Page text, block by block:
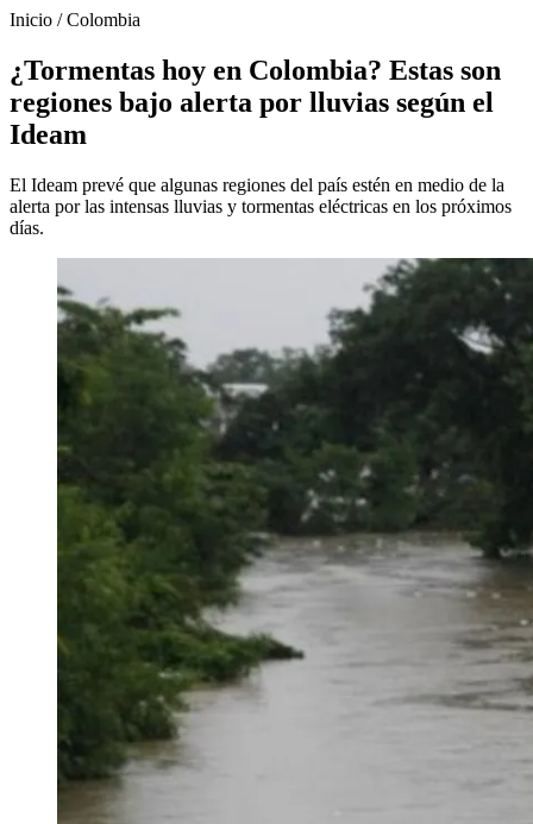
Inicio /Colombia
¿Tormentas hoy en Colombia? Estas son
regiones bajo alerta por lluvias según el
Ideam
El Ideam prevé que algunas regiones del país estén en medio de la
alerta por las intensas lluvias y tormentas eléctricas en los próximos
días.